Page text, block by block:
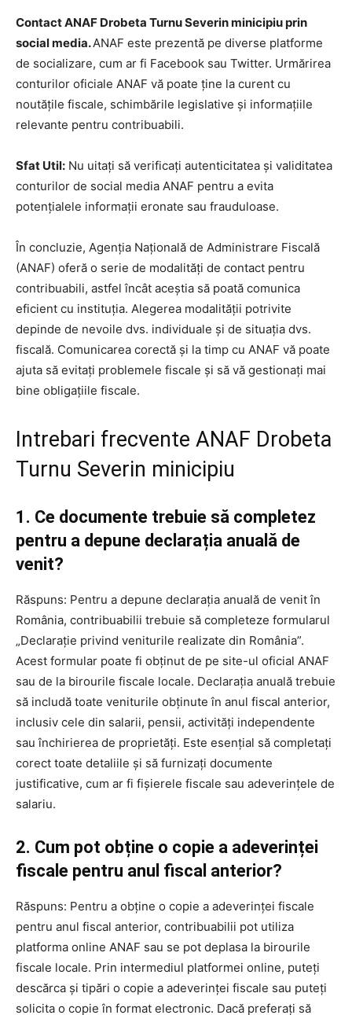
Contact ANAF Drobeta Turnu Severin minicipiu prin
social media.ANAF este prezentă pe diverse platforme
de socializare, cum ar fi Facebook sau Twitter. Urmărirea
conturilor oficiale ANAF vă poate ține la curent cu
noutățile fiscale, schimbările legislative și informațiile
relevante pentru contribuabili.
Sfat Util: Nu uitați să verificați autenticitatea și validitatea
conturilor de social media ANAF pentru a evita
potențialele informații eronate sau frauduloase.
În concluzie, Agenția Națională de Administrare Fiscală
(ANAF) oferă o serie de modalități de contact pentru
contribuabili, astfel încât aceștia să poată comunica
eficient cu instituția. Alegerea modalității potrivite
depinde de nevoile dvs. individuale și de situația dvs.
fiscală. Comunicarea corectă și la timp cu ANAF vă poate
ajuta să evitați problemele fiscale și să vă gestionați mai
bine obligațiile fiscale.
Intrebari frecvente ANAF Drobeta
Turnu Severin minicipiu
1. Ce documente trebuie să completez
pentru a depune declarația anuală de
venit?
Răspuns: Pentru a depune declarația anuală de venit în
România, contribuabilii trebuie să completeze formularul
„Declarație privind veniturile realizate din România”.
Acest formular poate fi obținut de pe site-ul oficial ANAF
sau de la birourile fiscale locale. Declarația anuală trebuie
să includă toate veniturile obținute în anul fiscal anterior,
inclusiv cele din salarii, pensii, activități independente
sau închirierea de proprietăți. Este esențial să completați
corect toate detaliile și să furnizați documente
justificative, cum ar fi fișierele fiscale sau adeverințele de
salariu.
2. Cum pot obține o copie a adeverinței
fiscale pentru anul fiscal anterior?
Răspuns: Pentru a obține o copie a adeverinței fiscale
pentru anul fiscal anterior, contribuabilii pot utiliza
platforma online ANAF sau se pot deplasa la birourile
fiscale locale. Prin intermediul platformei online, puteți
descărca și tipări o copie a adeverinței fiscale sau puteți
solicita o copie în format electronic. Dacă preferați să